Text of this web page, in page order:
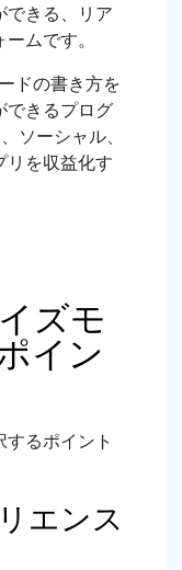
できる、リア
ムです。
ドの書き方を
できるプログ
ソーシャル、
リを収益化す
ズモ
イン
るポイント
エンス